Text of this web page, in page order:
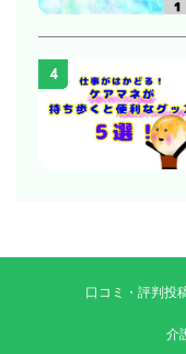
4
口コミ・評判投
介